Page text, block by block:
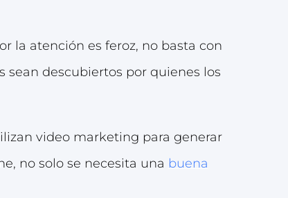
la atención es feroz, no basta con
sean descubiertos por quienes los
video marketing para generar
no solo se necesita una buena